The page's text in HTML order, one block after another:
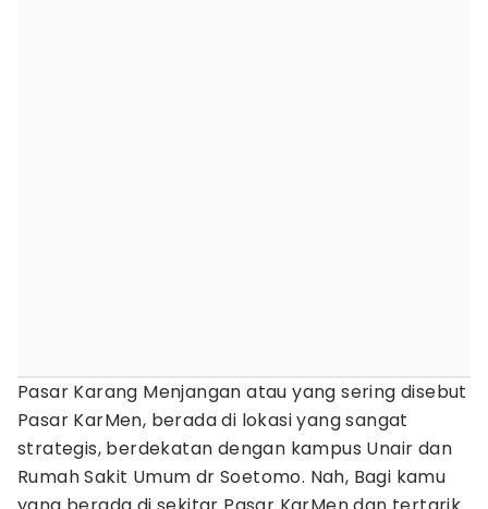
Pasar Karang Menjangan atau yang sering disebut
Pasar KarMen, berada di lokasi yang sangat
strategis, berdekatan dengan kampus Unair dan
Rumah Sakit Umum dr Soetomo. Nah, Bagi kamu